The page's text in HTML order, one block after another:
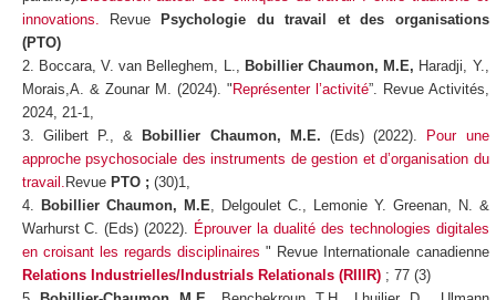
innovations. RevuePsychologie du travail et des organisations
(PTO)
Boccara, V. van Belleghem, L., Bobillier Chaumon, M.E, Haradji, Y.,
Morais,A. & Zounar M. (2024). " Représenter l’activité”. Revue Activités,
2024, 21-1,
Gilibert P., &
Bobillier Chaumon, M.E. (Eds) (2022).
Pour une
approche psychosociale des instruments de gestion et d’organisation du
travail. RevuePTO ; (30)1,
Bobillier Chaumon, M.E, Delgoulet C., Lemonie Y. Greenan, N. &
Warhurst C. (Eds) (2022). Éprouver la dualité des technologies digitales
en croisant les regards disciplinaires " Revue Internationale canadienne
Relations Industrielles/Industrials Relationals (RIIIR); 77 (3)